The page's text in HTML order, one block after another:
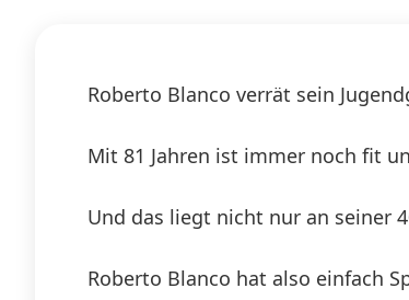
Roberto Blanco verrät sein
Mit 81 Jahren ist immer noch fit
Und das liegt nicht nur an seiner
Roberto Blanco hat also einfach